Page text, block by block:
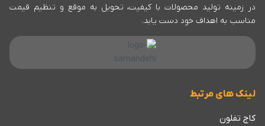
در زمینه تولید محصولات با کیفیت، تحویل به موقع و تنظیم قیمت
مناسب به اهداف خود دست یابد.
لینک های مرتبط
کاج تفلون